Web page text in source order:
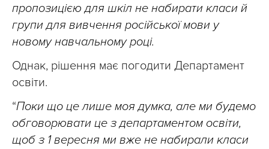
пропозицією для шкіл не набирати класи й
групи для вивчення російської мови у
новому навчальному році.
Однак, рішення має погодити Департамент
освіти.
“Поки що це лише моя думка, але ми будемо
обговорювати це з департаментом освіти,
щоб з 1 вересня ми вже не набирали класи